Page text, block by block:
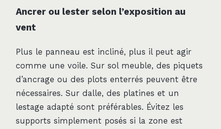
Ancrer ou lester selon l’exposition au
vent
Plus le panneau est incliné, plus il peut agir
comme une voile. Sur sol meuble, des piquets
d’ancrage ou des plots enterrés peuvent être
nécessaires. Sur dalle, des platines et un
lestage adapté sont préférables. Évitez les
supports simplement posés si la zone est